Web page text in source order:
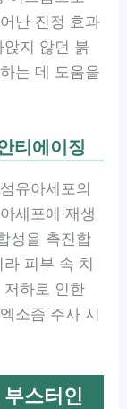
난 진정 효과
지 않던 붉
는 데 도움을
티에이징
유아세포의
세포에 재생
성을 촉진합
피부 속 치
하로 인한
소좀 주사 시
스터인